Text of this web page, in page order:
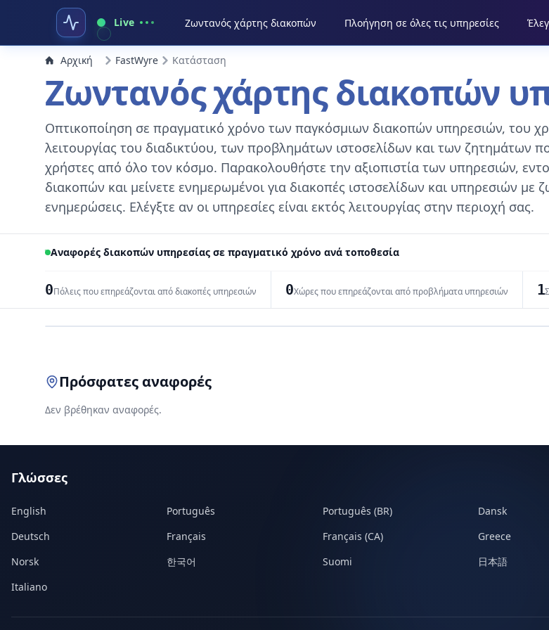
Live Ζωντανός χάρτης διακοπών Πλοήγηση σε όλες τις υπηρεσίες
Αρχική FastWyre Κατάσταση
Ζωντανός χάρτης διακοπών
Οπτικοποίηση σε πραγματικό χρόνο των παγκόσμιων διακοπών υπηρεσιών, του
λειτουργίας του διαδικτύου, των προβλημάτων ιστοσελίδων και των ζητημάτων
χρήστες από όλο τον κόσμο. Παρακολουθήστε την αξιοπιστία των υπηρεσιών,
διακοπών και μείνετε ενημερωμένοι για διακοπές ιστοσελίδων και υπηρεσιών με
ενημερώσεις. Ελέγξτε αν οι υπηρεσίες είναι εκτός λειτουργίας στην περιοχή σας.
Αναφορές διακοπών υπηρεσίας σε πραγματικό χρόνο ανά τοποθεσία
0Πόλεις που επηρεάζονται από διακοπές υπηρεσιών 0Χώρες που επηρεάζονται από προβλήματα υπηρεσιών 1
Πρόσφατες αναφορές
Δεν βρέθηκαν αναφορές.
Γλώσσες
English Português Português (BR) Dansk
Deutsch
Français Français (CA) Greece
Norsk
한국어 Suomi 日本語
Italiano